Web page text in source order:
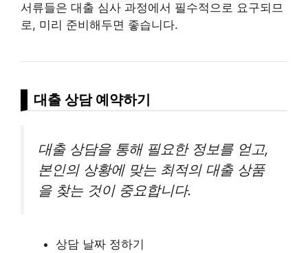
서류들은 대출 심사 과정에서 필수적으로 요구되므
로, 미리 준비해두면 좋습니다.
대출 상담 예약하기
대출 상담을 통해 필요한 정보를 얻고,
본인의 상황에 맞는 최적의 대출 상품
을 찾는 것이 중요합니다.
상담 날짜 정하기